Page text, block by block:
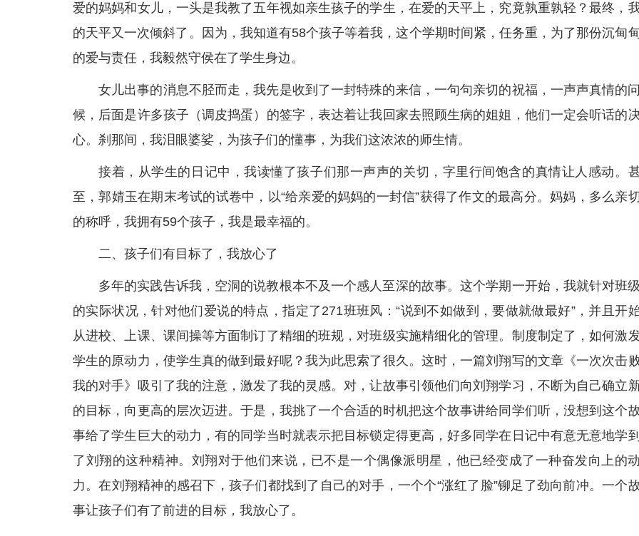
爱的妈妈和女儿，一头是我教了五年视如亲生孩子的学生，在爱的天平上，究竟孰重孰轻？最终，
的天平又一次倾斜了。因为，我知道有58个孩子等着我，这个学期时间紧，任务重，为了那份沉甸
的爱与责任，我毅然守侯在了学生身边。
女儿出事的消息不胫而走，我先是收到了一封特殊的来信，一句句亲切的祝福，一声声真情的问
候，后面是许多孩子（调皮捣蛋）的签字，表达着让我回家去照顾生病的姐姐，他们一定会听话的
心。刹那间，我泪眼婆娑，为孩子们的懂事，为我们这浓浓的师生情。
接着，从学生的日记中，我读懂了孩子们那一声声的关切，字里行间饱含的真情让人感动。
至，郭婧玉在期末考试的试卷中，以“给亲爱的妈妈的一封信”获得了作文的最高分。妈妈，多么亲切
的称呼，我拥有59个孩子，我是最幸福的。
二、孩子们有目标了，我放心了
多年的实践告诉我，空洞的说教根本不及一个感人至深的故事。这个学期一开始，我就针对班级
的实际状况，针对他们爱说的特点，指定了271班班风：“说到不如做到，要做就做最好”，并且开
从进校、上课、课间操等方面制订了精细的班规，对班级实施精细化的管理。制度制定了，如何激
学生的原动力，使学生真的做到最好呢？我为此思索了很久。这时，一篇刘翔写的文章《一次次击
我的对手》吸引了我的注意，激发了我的灵感。对，让故事引领他们向刘翔学习，不断为自己确立
的目标，向更高的层次迈进。于是，我挑了一个合适的时机把这个故事讲给同学们听，没想到这个
事给了学生巨大的动力，有的同学当时就表示把目标锁定得更高，好多同学在日记中有意无意地学到
了刘翔的这种精神。刘翔对于他们来说，已不是一个偶像派明星，他已经变成了一种奋发向上的动
力。在刘翔精神的感召下，孩子们都找到了自己的对手，一个个“涨红了脸”铆足了劲向前冲。一个
事让孩子们有了前进的目标，我放心了。